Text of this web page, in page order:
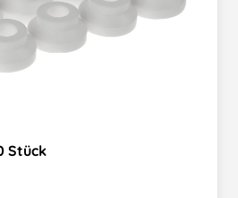
Stück